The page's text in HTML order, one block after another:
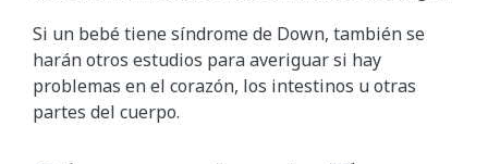
Si un bebé tiene síndrome de Down, también se
harán otros estudios para averiguar si hay
problemas en el corazón, los intestinos u otras
partes del cuerpo.